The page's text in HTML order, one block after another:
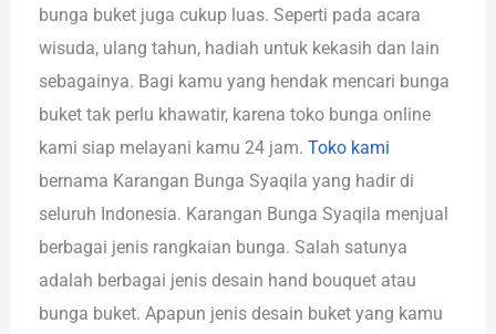
bunga buket juga cukup luas. Seperti pada acara
wisuda, ulang tahun, hadiah untuk kekasih dan lain
sebagainya. Bagi kamu yang hendak mencari bunga
buket tak perlu khawatir, karena toko bunga online
kami siap melayani kamu 24 jam.Toko kami
bernama Karangan Bunga Syaqila yang hadir di
seluruh Indonesia. Karangan Bunga Syaqila menjual
berbagai jenis rangkaian bunga. Salah satunya
adalah berbagai jenis desain hand bouquet atau
bunga buket. Apapun jenis desain buket yang kamu